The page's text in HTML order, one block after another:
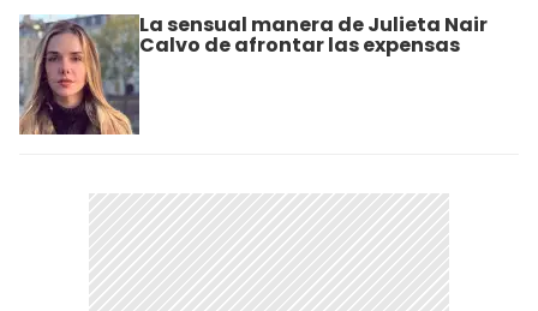
La sensual manera de Julieta Nair
Calvo de afrontar las expensas